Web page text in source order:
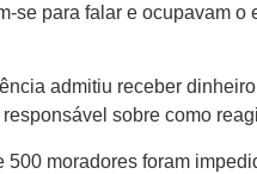
se para falar e ocupavam
admitiu receber
sobre como
moradores foram